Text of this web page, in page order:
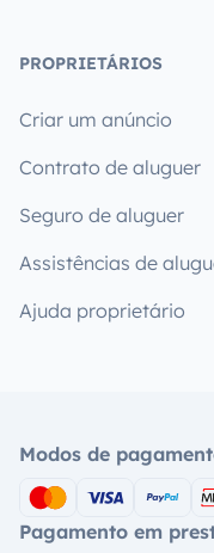
PROPRIETÁRIOS
Criar um anúncio
Contrato de aluguer
Seguro de aluguer
Assistências de
Ajuda proprietário
Modos de
Pagamento em